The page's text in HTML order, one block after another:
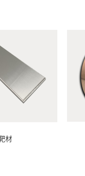
高纯铜